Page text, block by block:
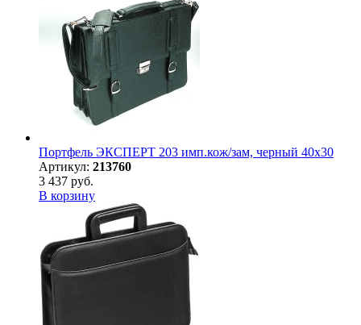
Портфель ЭКСПЕРТ 203 имп.кож/зам, черный 40х30
Артикул: 213760
3 437 руб.
В корзину